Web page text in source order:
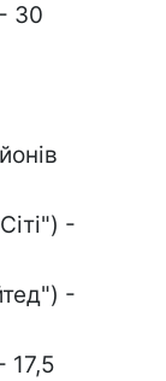
30
-
-
17,5